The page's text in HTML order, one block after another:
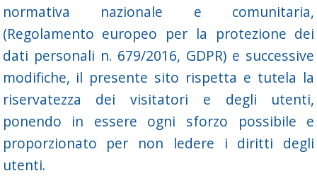
normativa nazionale e comunitaria,
(Regolamento europeo per la protezione dei
dati personali n. 679/2016, GDPR) e successive
modifiche, il presente sito rispetta e tutela la
riservatezza dei visitatori e degli utenti,
ponendo in essere ogni sforzo possibile e
proporzionato per non ledere i diritti degli
utenti.